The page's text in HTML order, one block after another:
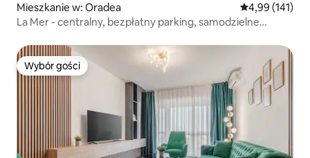
Mieszkanie w: Oradea Średnia
4,99 (141)
La Mer - centralny, bezpłatny parking, samodzielne
Wybór gości
Wybór gości